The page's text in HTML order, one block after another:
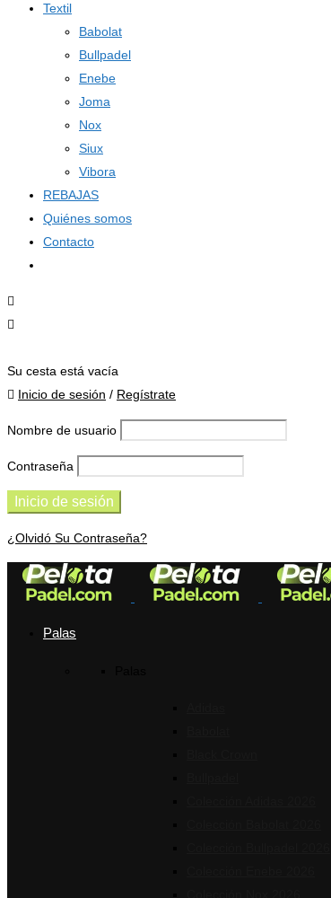
Textil
Babolat
Bullpadel
Enebe
Joma
Nox
Siux
Vibora
REBAJAS
Quiénes somos
Contacto
Su cesta está vacía
Inicio de sesión / Regístrate
Nombre de usuario
Contraseña
¿Olvidó Su Contraseña?
Palas